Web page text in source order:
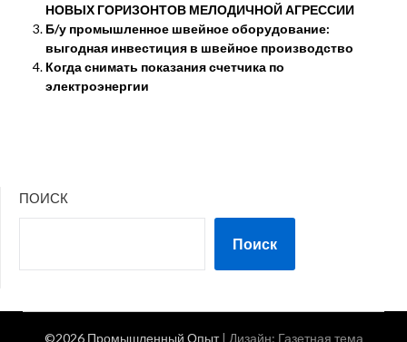
НОВЫХ ГОРИЗОНТОВ МЕЛОДИЧНОЙ АГРЕССИИ
Б/у промышленное швейное оборудование:
выгодная инвестиция в швейное производство
Когда снимать показания счетчика по
электроэнергии
ПОИСК
Поиск
©2026 Промышленный Опыт| Дизайн: Газетная тема